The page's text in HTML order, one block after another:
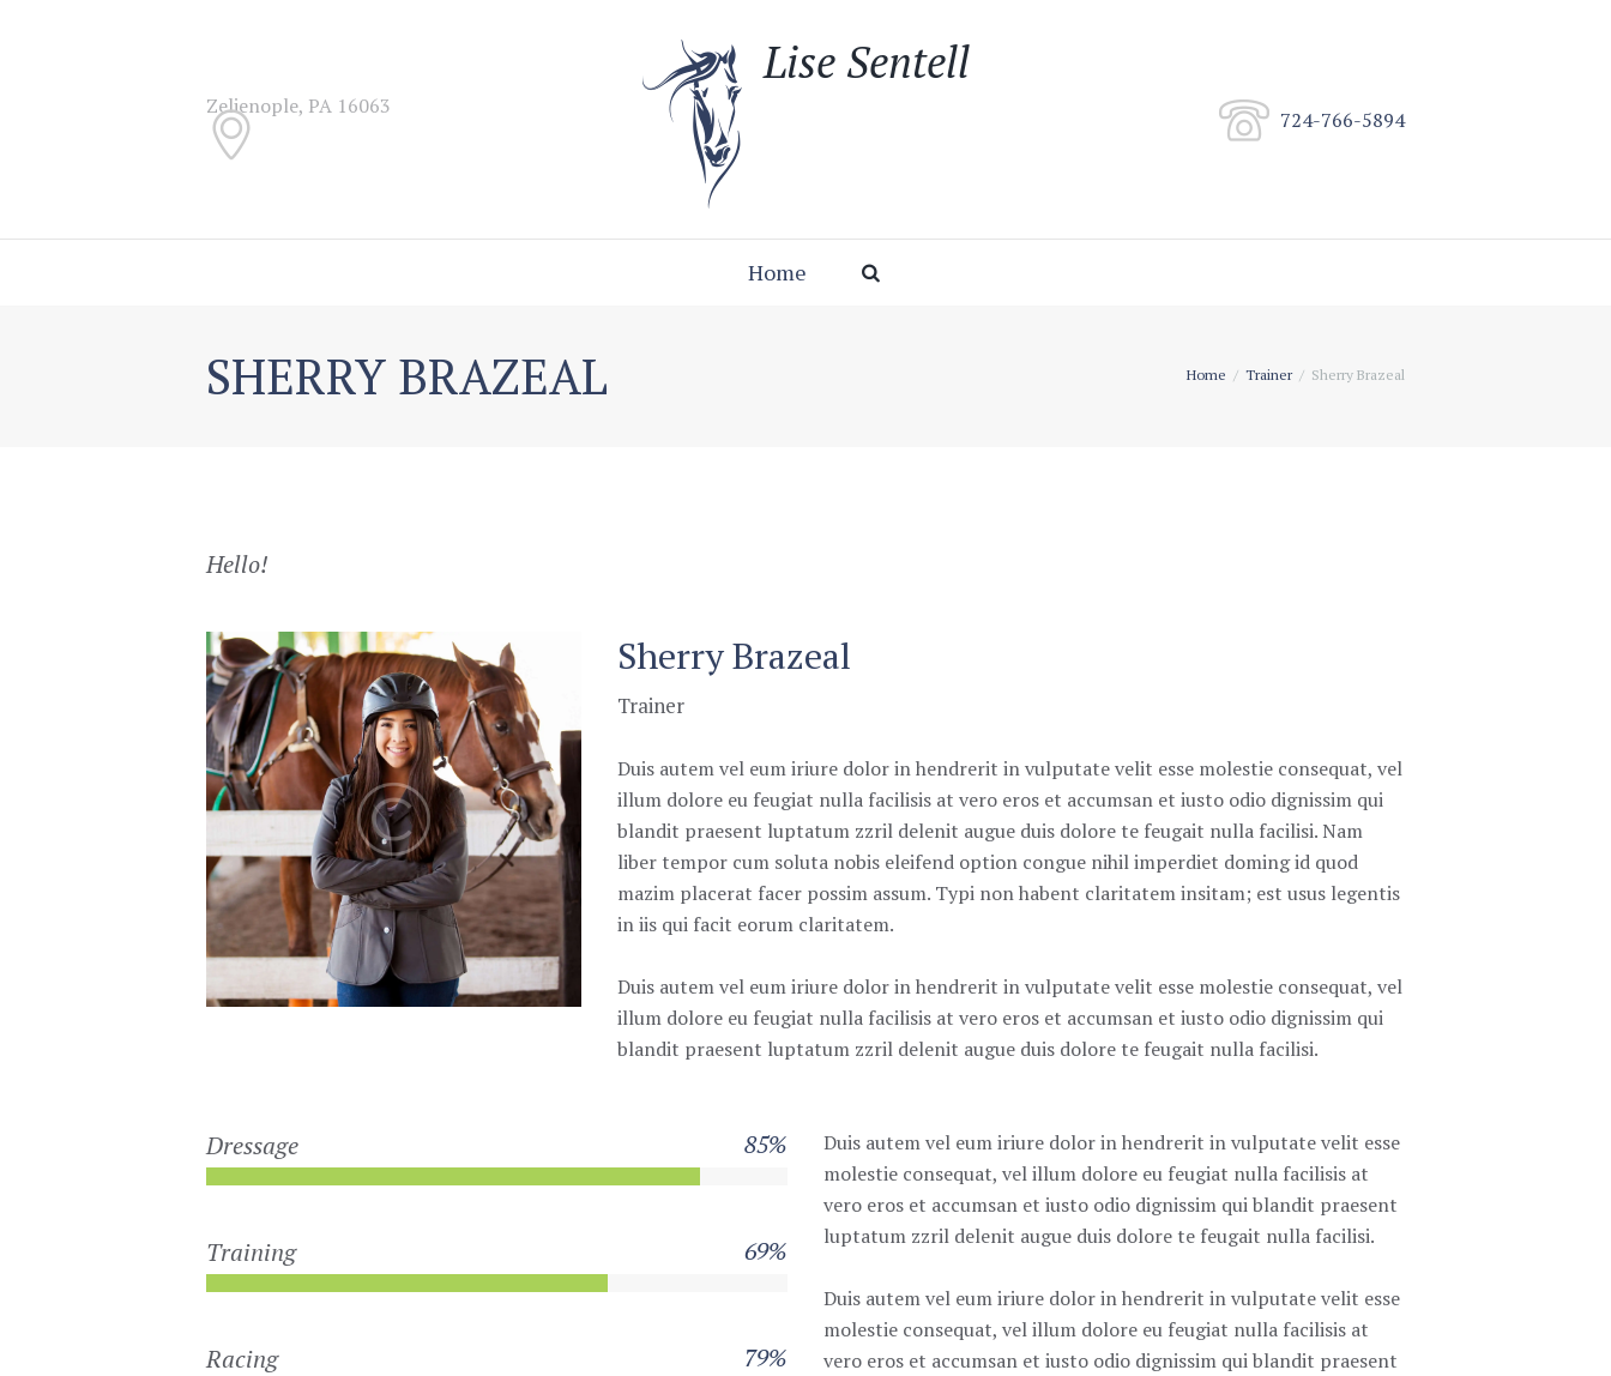
Zelienople, PA 16063
Lise Sentell
724-766-5894
Home
SHERRY BRAZEAL Home Trainer Sherry Brazeal
Hello!
Sherry Brazeal
Trainer
Duis autem vel eum iriure dolor in hendrerit in vulputate velit esse molestie consequat, vel
illum dolore eu feugiat nulla facilisis at vero eros et accumsan et iusto odio dignissim qui
blandit praesent luptatum zzril delenit augue duis dolore te feugait nulla facilisi. Nam
liber tempor cum soluta nobis eleifend option congue nihil imperdiet doming id quod
mazim placerat facer possim assum. Typi non habent claritatem insitam; est usus legentis
in iis qui facit eorum claritatem.
Duis autem vel eum iriure dolor in hendrerit in vulputate velit esse molestie consequat, vel
illum dolore eu feugiat nulla facilisis at vero eros et accumsan et iusto odio dignissim qui
blandit praesent luptatum zzril delenit augue duis dolore te feugait nulla facilisi.
Dressage 85%
Training 69%
Racing 79%
Duis autem vel eum iriure dolor in hendrerit in vulputate velit esse
molestie consequat, vel illum dolore eu feugiat nulla facilisis at
vero eros et accumsan et iusto odio dignissim qui blandit praesent
luptatum zzril delenit augue duis dolore te feugait nulla facilisi.
Duis autem vel eum iriure dolor in hendrerit in vulputate velit esse
molestie consequat, vel illum dolore eu feugiat nulla facilisis at
vero eros et accumsan et iusto odio dignissim qui blandit praesent